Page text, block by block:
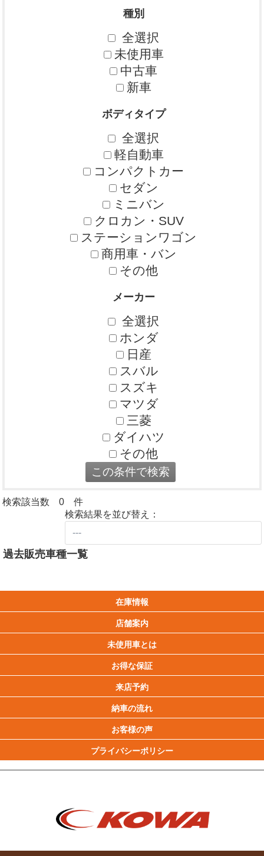
種別
全選択
未使用車
中古車
新車
ボディタイプ
全選択
軽自動車
コンパクトカー
セダン
ミニバン
クロカン・SUV
ステーションワゴン
商用車・バン
その他
メーカー
全選択
ホンダ
日産
スバル
スズキ
マツダ
三菱
ダイハツ
その他
検索該当数 0 件
検索結果を並び替え：
過去販売車種一覧
在庫情報
店舗案内
未使用車とは
お得な保証
来店予約
納車の流れ
お客様の声
プライバシーポリシー